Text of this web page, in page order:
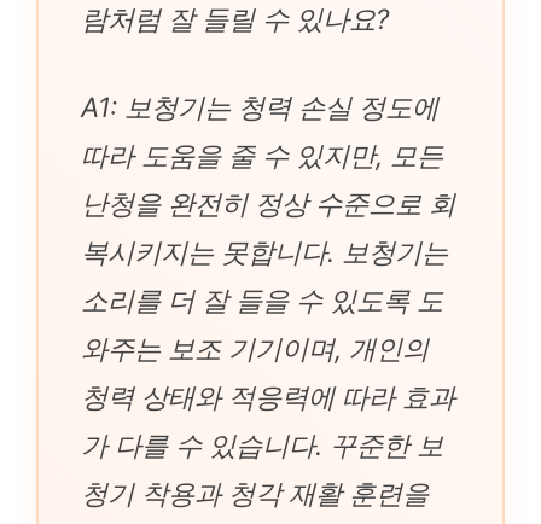
람처럼 잘 들릴 수 있나요?
A1: 보청기는 청력 손실 정도에
따라 도움을 줄 수 있지만, 모든
난청을 완전히 정상 수준으로 회
복시키지는 못합니다. 보청기는
소리를 더 잘 들을 수 있도록 도
와주는 보조 기기이며, 개인의
청력 상태와 적응력에 따라 효과
가 다를 수 있습니다. 꾸준한 보
청기 착용과 청각 재활 훈련을